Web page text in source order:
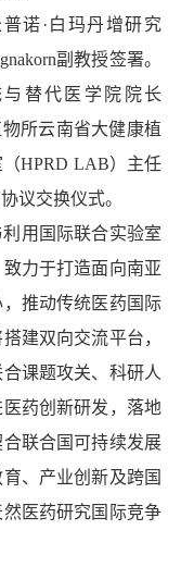
诺·白玛丹增研究
副教授签署。
与替代医学院院长
物所云南省大健康植
HPRD LAB）主任
议交换仪式。
用国际联合实验室
力于打造面向南亚
推动传统医药国际
建双向交流平台，
课题攻关、科研人
药创新研发，落地
联合国可持续发展
、产业创新及跨国
医药研究国际竞争